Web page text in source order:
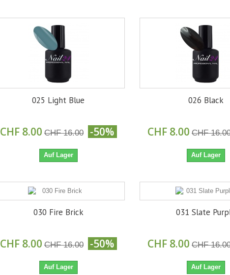
025 Light Blue
CHF 8.00 CHF 16.00 -50%
Auf Lager
026 Black
CHF 8.00 CHF
Auf Lager
030 Fire Brick
CHF 8.00 CHF 16.00 -50%
Auf Lager
031 Slate
CHF 8.00 CHF
Auf Lager